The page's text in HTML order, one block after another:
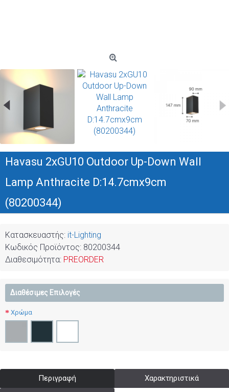
Havasu 2xGU10 Outdoor Up-Down Wall
Lamp Anthracite D:14.7cmx9cm
(80200344)
Κατασκευαστής: it-Lighting
Κωδικός Προϊόντος: 80200344
Διαθεσιμότητα: PREORDER
Διαθέσιμες Επιλογές
Χρώμα
Περιγραφή Χαρακτηριστικά